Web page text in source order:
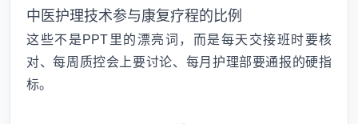
中医护理技术参与康复疗程的比例
这些不是PPT里的漂亮词，而是每天交接班时要核
对、每周质控会上要讨论、每月护理部要通报的硬指
标。